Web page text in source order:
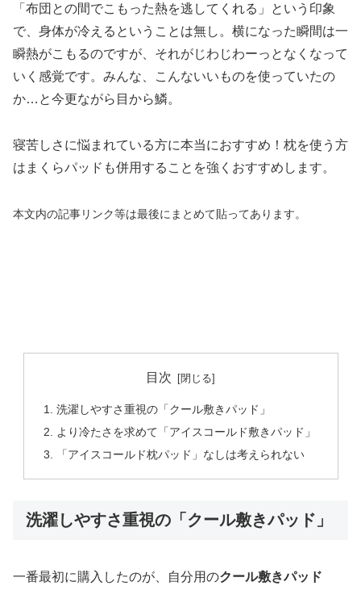
「布団との間でこもった熱を逃してくれる」という印象
で、身体が冷えるということは無し。横になった瞬間は一
瞬熱がこもるのですが、それがじわじわーっとなくなって
いく感覚です。みんな、こんないいものを使っていたの
か…と今更ながら目から鱗。
寝苦しさに悩まれている方に本当におすすめ！枕を使う方
はまくらパッドも併用することを強くおすすめします。
本文内の記事リンク等は最後にまとめて貼ってあります。
目次
洗濯しやすさ重視の「クール敷きパッド」
より冷たさを求めて「アイスコールド敷きパッド」
「アイスコールド枕パッド」なしは考えられない
洗濯しやすさ重視の「クール敷きパッド」
一番最初に購入したのが、自分用のクール敷きパッド